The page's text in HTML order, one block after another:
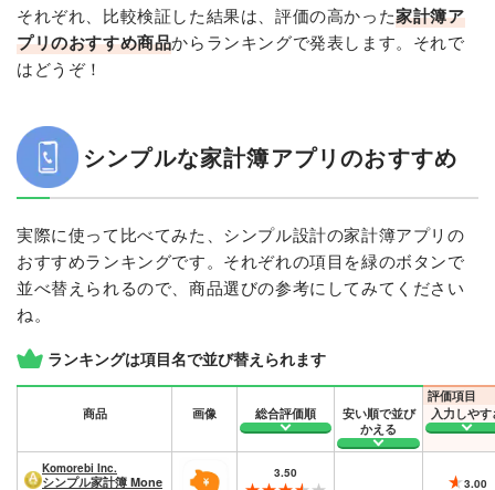
それぞれ、比較検証した結果は、評価の高かった家計簿ア
プリのおすすめ商品からランキングで発表します。それで
はどうぞ！
シンプルな家計簿アプリのおすすめ
実際に使って比べてみた、シンプル設計の家計簿アプリの
おすすめランキングです。それぞれの項目を緑のボタンで
並べ替えられるので、商品選びの参考にしてみてください
ね。
ランキングは項目名で並び替えられます
商品 画像 総合評価順
安い順で並び
かえる
入力しやす
Komorebi Inc.
シンプル家計簿 Mone
3.50
3.00